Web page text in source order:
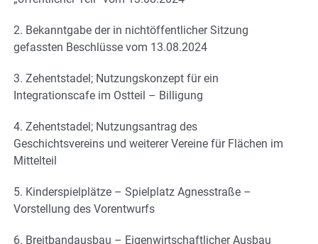
2. Bekanntgabe der in nichtöffentlicher Sitzung
gefassten Beschlüsse vom 13.08.2024
3. Zehentstadel; Nutzungskonzept für ein
Integrationscafe im Ostteil – Billigung
4. Zehentstadel; Nutzungsantrag des
Geschichtsvereins und weiterer Vereine für Flächen im
Mittelteil
5. Kinderspielplätze – Spielplatz Agnesstraße –
Vorstellung des Vorentwurfs
6. Breitbandausbau – Eigenwirtschaftlicher Ausbau